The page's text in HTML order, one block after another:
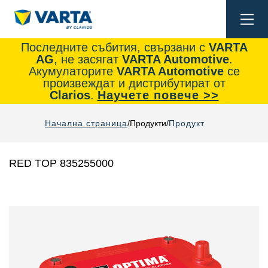
Последните събития, свързани с VARTA
AG, не засягат VARTA Automotive.
Акумулаторите VARTA Automotiveсе
произвеждат и дистрибутират от
Clarios. Научете повече >>
Начална страница Продукти Продукт
RED TOP 835255000